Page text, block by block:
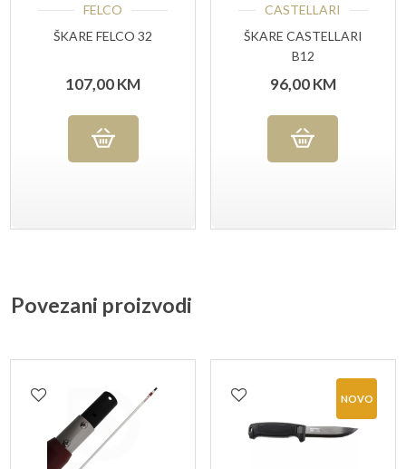
FELCO
ŠKARE FELCO 32
107,00KM
CASTELLARI
ŠKARE CASTELLARI
B12
96,00KM
Povezani proizvodi
NOVO